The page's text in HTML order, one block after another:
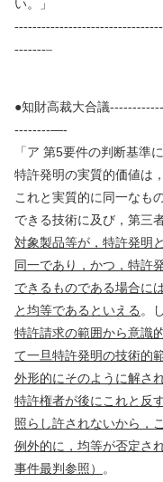
い。」
-------–
●知財高裁大合議
--------—-
「ア 第5要件の判断基準
特許発明の実質的価値は
これと実質的に同一なも
できる技術に及び，第三
対象製品等が，特許発明
同一であり，かつ，特許
できるものである場合に
と均等であるといえる 。
特許請求の範囲から意識
て一旦特許発明の技術的
外形的にそのように解さ
特許権者が後にこれと反
照らし許されないから，
例外的に，均等が否定さ
事件最判参照）
。